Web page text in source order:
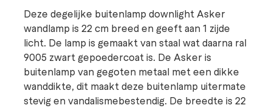
Deze degelijke buitenlamp downlight Asker
wandlamp is 22 cm breed en geeft aan 1 zijde
licht. De lamp is gemaakt van staal wat daarna ral
9005 zwart gepoedercoat is. De Asker is
buitenlamp van gegoten metaal met een dikke
wanddikte, dit maakt deze buitenlamp uitermate
stevig en vandalismebestendig. De breedte is 22